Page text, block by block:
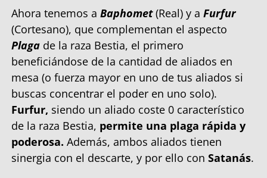
Ahora tenemos a Baphomet(Real) y a Furfur
(Cortesano), que complementan el aspecto
Plaga de la raza Bestia, el primero
beneficiándose de la cantidad de aliados en
mesa (o fuerza mayor en uno de tus aliados si
buscas concentrar el poder en uno solo).
Furfur, siendo un aliado coste 0 característico
de la raza Bestia, permite una plaga rápida y
poderosa. Además, ambos aliados tienen
sinergia con el descarte, y por ello con Satanás.